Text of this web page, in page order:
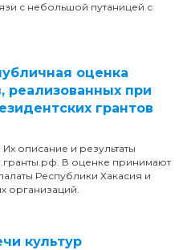
с небольшой путаницей с
оценка
реализованных при
грантов
описание и результаты
В оценке принимают
Республики Хакасия и
организаций.
культур